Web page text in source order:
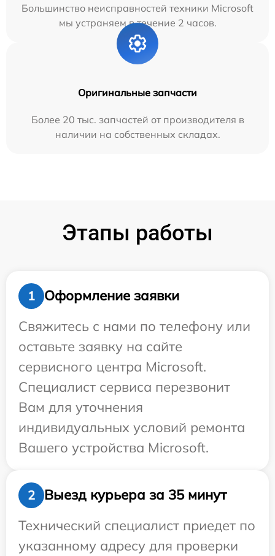
Большинство неисправностей техники Microsoft
мы устраняем в течение 2 часов.
Оригинальные запчасти
Более 20 тыс. запчастей от производителя в
наличии на собственных складах.
Этапы работы
1
Оформление заявки
Свяжитесь с нами по телефону или
оставьте заявку на сайте
сервисного центра Microsoft.
Специалист сервиса перезвонит
Вам для уточнения
индивидуальных условий ремонта
Вашего устройства Microsoft.
2
Выезд курьера за 35 минут
Технический специалист приедет по
указанному адресу для проверки